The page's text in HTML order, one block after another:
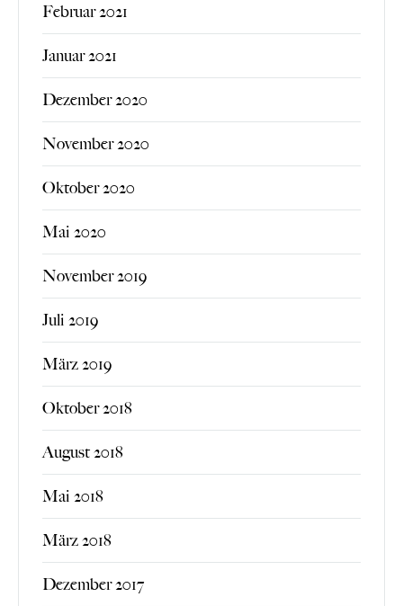
Februar 2021
Januar 2021
Dezember 2020
November 2020
Oktober 2020
Mai 2020
November 2019
Juli 2019
März 2019
Oktober 2018
August 2018
Mai 2018
März 2018
Dezember 2017